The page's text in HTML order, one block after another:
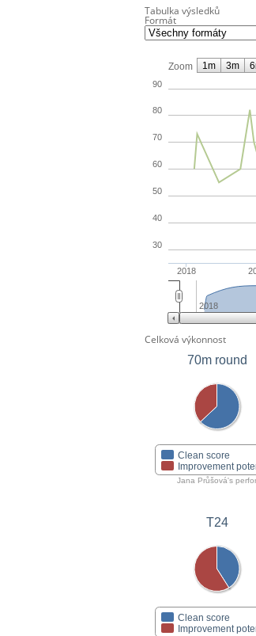
Tabulka výsledků
Formát
Zoom
2018
30
40
50
60
70
80
90
2018
1m 3m
Celková výkonnost
70m round
Clean score
Improvement
Jana Průšová's
T24
Clean score
Improvement